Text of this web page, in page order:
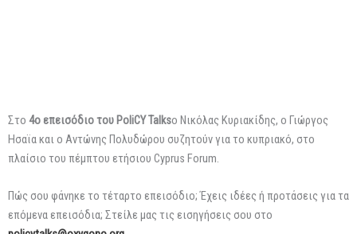
Στο 4ο επεισόδιο του PoliCY Talksο Νικόλας Κυριακίδης, ο Γιώργος
Ησαϊα και ο Αντώνης Πολυδώρου συζητούν για το κυπριακό, στο
πλαίσιο του πέμπτου ετήσιου Cyprus Forum.
Πώς σου φάνηκε το τέταρτο επεισόδιο; Έχεις ιδέες ή προτάσεις για τα
επόμενα επεισόδια; Στείλε μας τις εισηγήσεις σου στο